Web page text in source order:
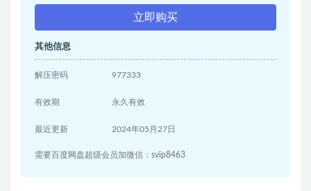
立即购买
其他信息
解压密码 977333
有效期 永久有效
最近更新 2024年05月27日
需要百度网盘超级会员加微信：svip8463